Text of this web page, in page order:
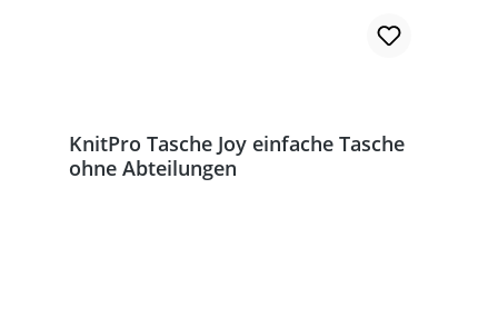
KnitPro Tasche Joy einfache Tasche
ohne Abteilungen